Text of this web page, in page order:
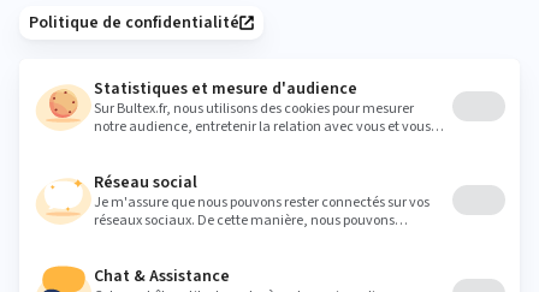
Heures
Mardi 09:00 - 12:00 14:00 - 19:00
Jeudi